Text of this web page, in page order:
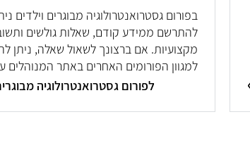
בפורום גסטרואנטרולוגיה מבוגרים וילדים
להתרשם ממידע קודם, שאלות גולשים
מקצועיות. אם ברצונך לשאול שאלה, ניתן
למגוון הפורומים האחרים באתר המנוהלים
מיטב המומחים/ות.
לפורום גסטרואנטרולוגיה